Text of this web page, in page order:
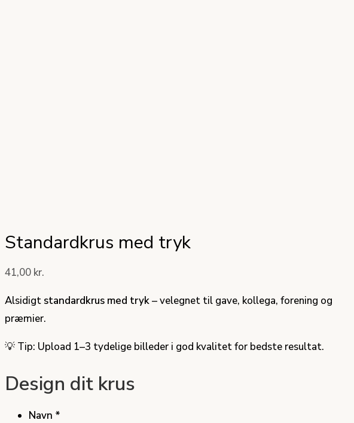
Standardkrus med tryk
41,00 kr.
Alsidigt standardkrus med tryk– velegnet til gave, kollega, forening og
præmier.
💡 Tip: Upload 1–3 tydelige billeder i god kvalitet for bedste resultat.
Design dit krus
Navn *